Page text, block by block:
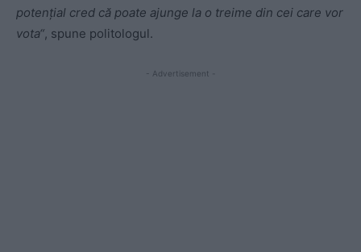
potențial cred că poate ajunge la o treime din cei care vor
vota“, spune politologul.
- Advertisement -